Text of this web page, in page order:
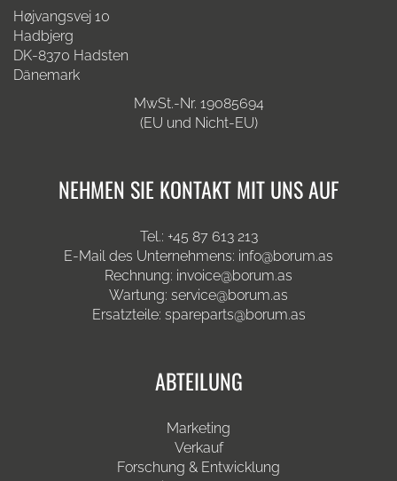
Højvangsvej 10
Hadbjerg
DK-8370 Hadsten
Dänemark
MwSt.-Nr. 19085694
(EU und Nicht-EU)
NEHMEN SIE KONTAKT MIT UNS AUF
Tel.: +45 87 613 213
E-Mail des Unternehmens: info@borum.as
Rechnung: invoice@borum.as
Wartung: service@borum.as
Ersatzteile: spareparts@borum.as
ABTEILUNG
Marketing
Verkauf
Forschung & Entwicklung